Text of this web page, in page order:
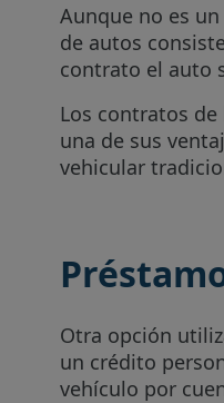
Aunque no es
de autos
contrato el auto
Los contratos
una de sus
vehicular
Otra opción
un crédito
vehículo por